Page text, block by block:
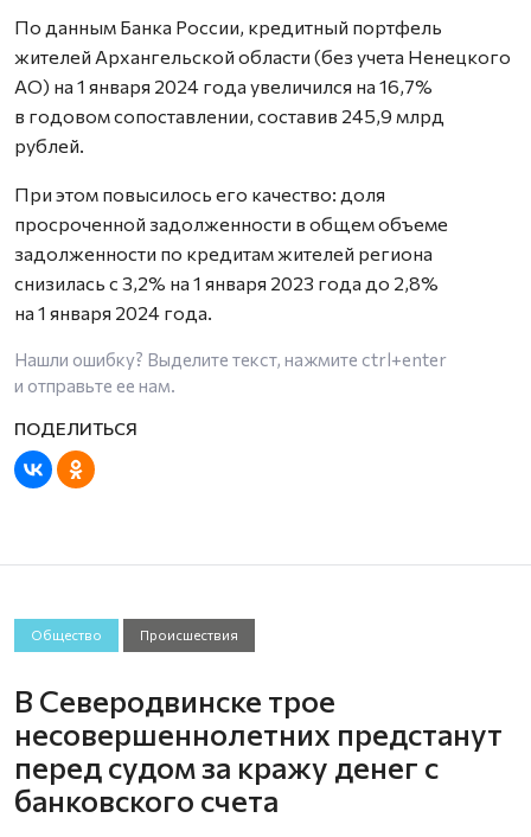
По данным Банка России, кредитный портфель
жителей Архангельской области (без учета Ненецкого
АО) на 1 января 2024 года увеличился на 16,7%
в годовом сопоставлении, составив 245,9 млрд
рублей.
При этом повысилось его качество: доля
просроченной задолженности в общем объеме
задолженности по кредитам жителей региона
снизилась с 3,2% на 1 января 2023 года до 2,8%
на 1 января 2024 года.
Нашли ошибку? Выделите текст, нажмите ctrl+enter
и отправьте ее нам.
Общество Происшествия
В Северодвинске трое
несовершеннолетних предстанут
перед судом за кражу денег с
банковского счета